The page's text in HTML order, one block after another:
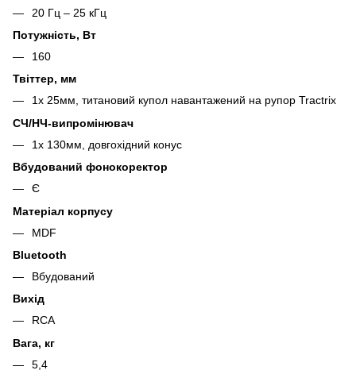
20 Гц – 25 кГц
Потужність, Вт
160
Твіттер, мм
1х 25мм, титановий купол навантажений на рупор Tractrix
СЧ/НЧ-випромінювач
1х 130мм, довгохідний конус
Вбудований фонокоректор
Є
Матеріал корпусу
MDF
Bluetooth
Вбудований
Вихід
RCA
Вага, кг
5,4